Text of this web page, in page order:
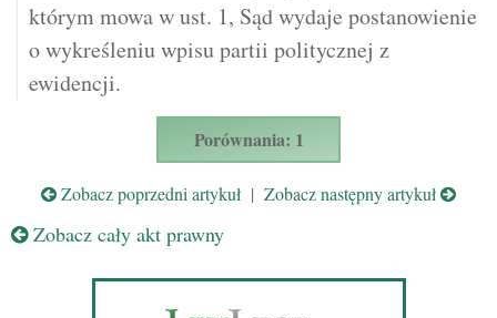
którym mowa w ust. 1, Sąd wydaje postanowienie
o wykreśleniu wpisu partii politycznej z
ewidencji.
Porównania: 1
Zobacz poprzedni artykuł | Zobacz następny artykuł
Zobacz cały akt prawny